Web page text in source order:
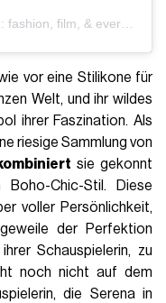
Un post condiviso da modernGURLZ: fashion, film, & everything in between (@moderngurlz)
vor eine Stilikone für
Welt, und ihr wildes
ihrer Faszination. Als
riesige Sammlung von
sie gekonnt
Chic-Stil. Diese
voller Persönlichkeit,
der Perfektion
Schauspielerin, zu
noch nicht auf dem
die Serena in